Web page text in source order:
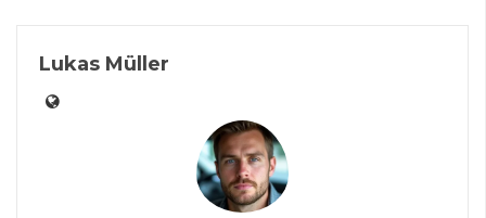
Lukas Müller